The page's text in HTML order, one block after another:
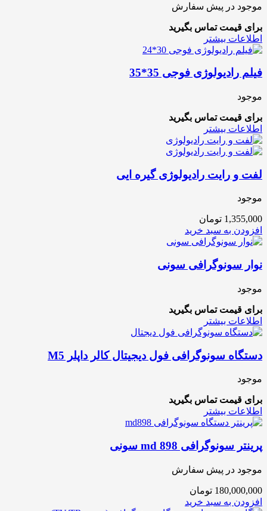
موجود در پیش سفارش
برای قیمت تماس بگیرید
اطلاعات بیشتر
فیلم رادیولوژی فوجی 35*35
موجود
برای قیمت تماس بگیرید
اطلاعات بیشتر
لفت و رایت رادیولوژی گیره ایی
موجود
1,355,000 تومان
افزودن به سبد خرید
نوار سونوگرافی سونی
موجود
برای قیمت تماس بگیرید
اطلاعات بیشتر
دستگاه سونوگرافی فول دیجیتال کالر داپلر M5
موجود
برای قیمت تماس بگیرید
اطلاعات بیشتر
پرینتر سونوگرافی 898 md سونی
موجود در پیش سفارش
180,000,000 تومان
افزودن به سبد خرید